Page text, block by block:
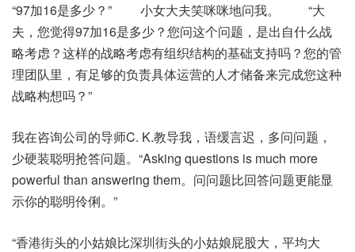
“97加16是多少？” 小女大夫笑咪咪地问我。 “大
夫，您觉得97加16是多少？您问这个问题，是出自什么战
略考虑？这样的战略考虑有组织结构的基础支持吗？您的管
理团队里，有足够的负责具体运营的人才储备来完成您这种
战略构想吗？”
我在咨询公司的导师C. K.教导我，语缓言迟，多问问题，
少硬装聪明抢答问题。“Asking questions is much more
powerful than answering them。问问题比回答问题更能显
示你的聪明伶俐。”
“香港街头的小姑娘比深圳街头的小姑娘屁股大，平均大